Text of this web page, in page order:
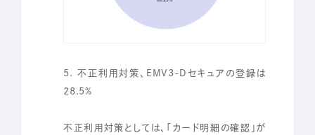
5. 不正利用対策、EMV3-Dセキュアの登録は
28.5%
不正利用対策としては、「カード明細の確認」が